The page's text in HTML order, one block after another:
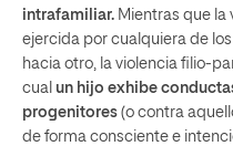
intrafamiliar. Mientras que la
ejercida por cualquiera de
hacia otro, la violencia filio-
cual un hijo exhibe
progenitores (o contra
de forma consciente e